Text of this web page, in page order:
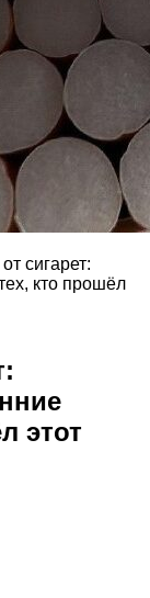
сигарет:
кто прошёл
этот